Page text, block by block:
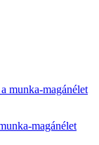
magánélet